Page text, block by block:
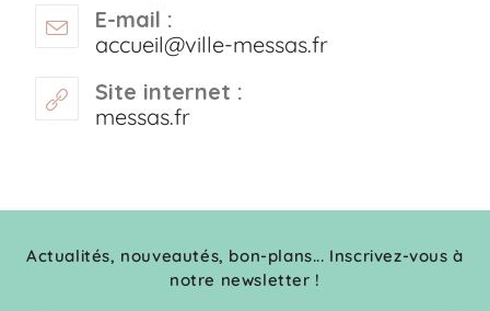
E-mail :
accueil@ville-messas.fr
Site internet :
messas.fr
Actualités, nouveautés, bon-plans... Inscrivez-vous à
notre newsletter !